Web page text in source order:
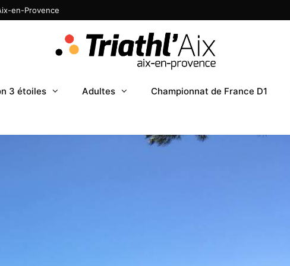
en-Provence
3 étoiles Adultes Championnat de France D1